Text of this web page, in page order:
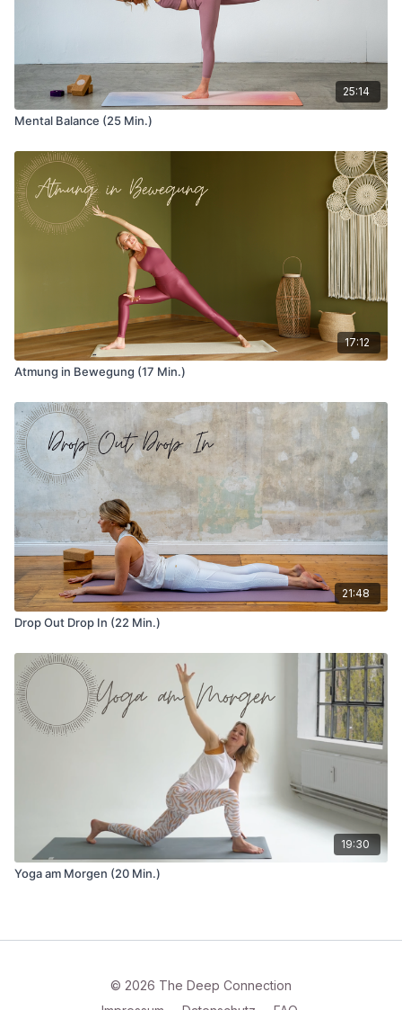
25:14
Mental Balance (25 Min.)
17:12
Atmung in Bewegung (17 Min.)
21:48
Drop Out Drop In (22 Min.)
19:30
Yoga am Morgen (20 Min.)
© 2026 The Deep Connection